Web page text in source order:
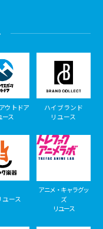
ウトドア
ース
ハイブランド
リユース
ユース
アニメ・キャラグッ
ズ
リユース